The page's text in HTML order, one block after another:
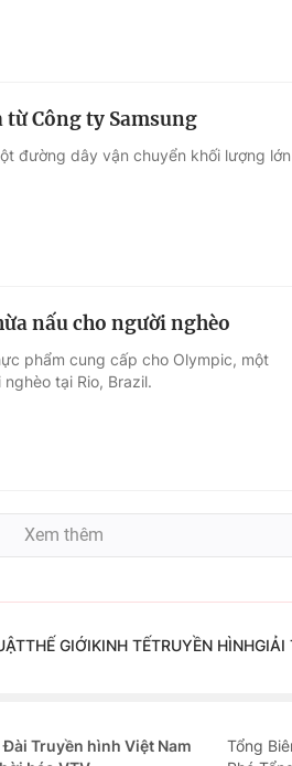
Công ty Samsung
đường dây vận chuyển khối lượng lớn
nấu cho người nghèo
phẩm cung cấp cho Olympic, một
tại Rio, Brazil.
Xem thêm
THẾ GIỚIKINH TẾTRUYỀN HÌNHGIẢI
Đài Truyền hình Việt Nam
Tổng